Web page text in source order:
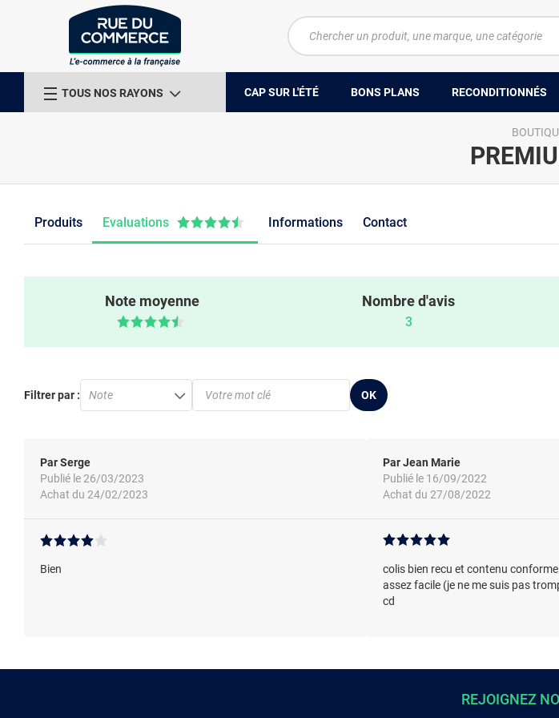
TOUS NOS RAYONS CAP SUR L'ÉTÉ BONS PLANS RECONDITIONNÉS
Produits Evaluations Informations Contact
Note moyenne Nombre d'avis
3
Filtrer par : Note OK
Par Serge
Publié le 26/03/2023
Achat du 24/02/2023
Bien
Par Jean Marie
Publié le 16/09/2022
Achat du 27/08/2022
colis bien recu et contenu
assez facile (je ne me suis pas
cd
REJOIGNEZ